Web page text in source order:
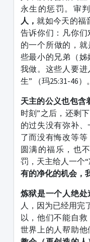
永生的惩罚。审判
人，就如今天的福
告诉你们：凡你
的一个所做的，
些最小的兄弟（
我做。这些人要
生” （玛25:31-46）。
天主的公义也包含
时刻”之后，还剩
的过失没有弥补
了而没有悔改等
圆满的福乐，也
罚，天主给人一个
有的净化的机会，
炼狱是一个人绝处
人，因为已经用完
以，他们不能自
世界上的人帮助他